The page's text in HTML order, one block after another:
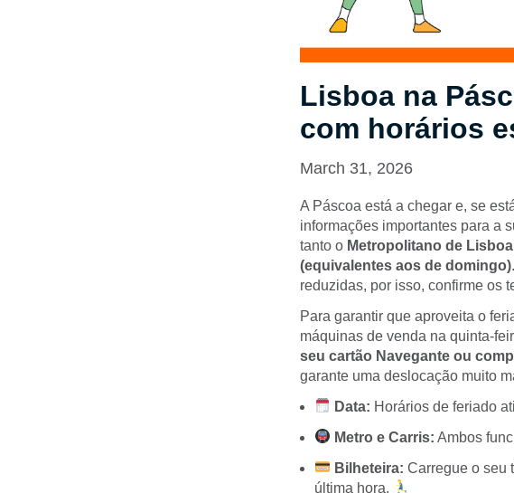
Lisboa na
com horários
March 31, 2026
A Páscoa está a chegar e, se
informações importantes para a
tanto o Metropolitano de Lisboa
(equivalentes aos de domingo)
reduzidas, por isso, confirme os
Para garantir que aproveita o
máquinas de venda na quinta-
seu cartão Navegante ou
garante uma deslocação muito
Data: Horários de feriado
Metro e Carris: Ambos
Bilheteira: Carregue o seu
última hora.